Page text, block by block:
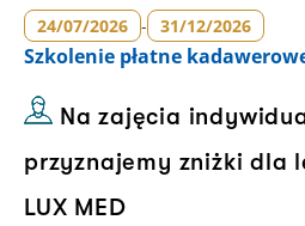
24/07/2026 - 31/12/2026
Szkolenie płatne
Na zajęcia
przyznajemy zniżki dla
LUX MED